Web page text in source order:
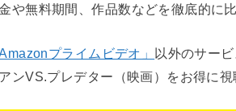
や無料期間、作品数などを徹底的に
Amazonプライムビデオ」 以外のサー
ンVS.プレデター（映画）をお得に視